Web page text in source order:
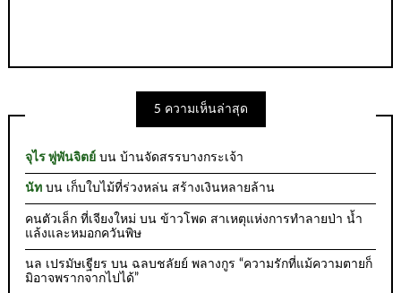
5 ความเห็นล่าสุด
จุไร พู่พันจิตย์ บนบ้านจัดสรรบางกระเจ้า
นัท บน เก็บใบไม้ที่ร่วงหล่น สร้างเงินหลายล้าน
คนตัวเล็ก ที่เจียงใหม่ บนข้าวโพด สาเหตุแห่งการทำลายป่า น้ำ
แล้งและหมอกควันพิษ
นล เปรมัษเฐียร บน ฉลบชลัยย์ พลางกูร “ความรักที่แม้ความตายก็
มิอาจพรากจากไปได้”